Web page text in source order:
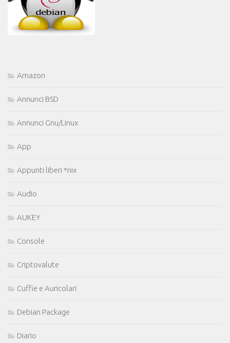
Amazon
Annunci BSD
Annunci Gnu/Linux
App
Appunti liberi *nix
Audio
AUKEY
Console
Criptovalute
Cuffie e Auricolari
Debian Package
Diario